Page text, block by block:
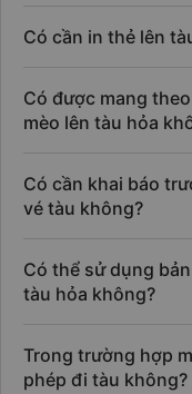
Có cần in thẻ lên
Có được mang
mèo lên tàu hỏa
Có cần khai báo
vé tàu không?
Có thể sử dụng
tàu hỏa không?
Trong trường hợp
phép đi tàu không?